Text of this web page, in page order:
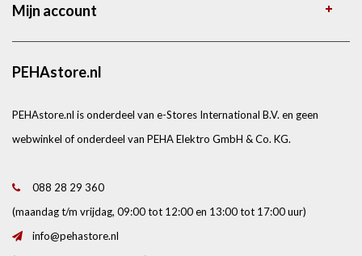
Mijn account
PEHAstore.nl
PEHAstore.nl is onderdeel van e-Stores International B.V. en geen
webwinkel of onderdeel van PEHA Elektro GmbH & Co. KG.
088 28 29 360
(maandag t/m vrijdag, 09:00 tot 12:00 en 13:00 tot 17:00 uur)
info@pehastore.nl